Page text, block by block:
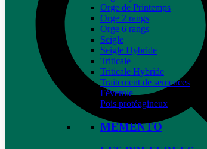
Orge de Printemps
Orge 2 rangs
Orge 6 rangs
Seigle
Seigle Hybride
Triticale
Triticale Hybride
Traitement de semences
Féverole
Pois protéagineux
MEMENTO